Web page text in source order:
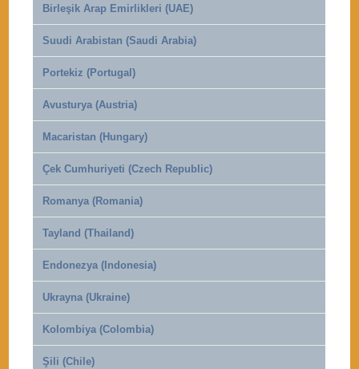
Birleşik Arap Emirlikleri (UAE)
Suudi Arabistan (Saudi Arabia)
Portekiz (Portugal)
Avusturya (Austria)
Macaristan (Hungary)
Çek Cumhuriyeti (Czech Republic)
Romanya (Romania)
Tayland (Thailand)
Endonezya (Indonesia)
Ukrayna (Ukraine)
Kolombiya (Colombia)
Şili (Chile)